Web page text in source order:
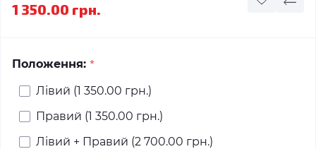
1 350.00 грн.
Положення: *
Лівий (1 350.00 грн.)
Правий (1 350.00 грн.)
Лівий + Правий (2 700.00 грн.)